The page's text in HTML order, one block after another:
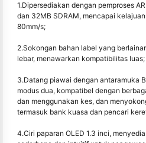
1.Dipersediakan dengan pemproses
dan 32MB SDRAM, mencapai
80mm/s;
2.Sokongan bahan label yang
lebar, menawarkan kompatibilitas luas;
3.Datang piawai dengan antaramuka
modus dua, kompatibel dengan
dan menggunakan kes, dan
termasuk bank kuasa dan pencari
4.Ciri paparan OLED 1.3 inci,